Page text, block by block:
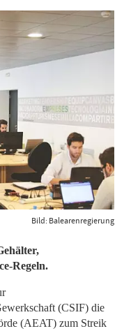
Bild: Balearenregierung
Regeln.
(CSIF) die
(AEAT) zum Streik